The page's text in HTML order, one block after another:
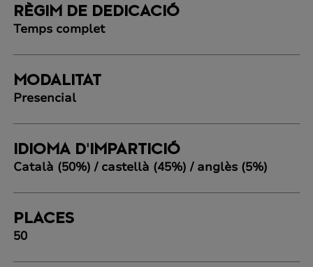
RÈGIM DE DEDICACIÓ
Temps complet
MODALITAT
Presencial
IDIOMA D'IMPARTICIÓ
Català (50%) / castellà (45%) / anglès (5%)
PLACES
50